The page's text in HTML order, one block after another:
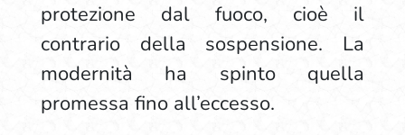
protezione dal fuoco, cioè il
contrario della sospensione. La
modernità ha spinto quella
promessa fino all’eccesso.